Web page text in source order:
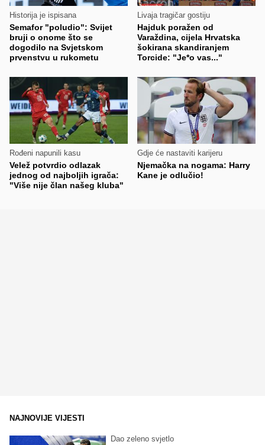
Historija je ispisana
Semafor "poludio": Svijet
bruji o onome što se
dogodilo na Svjetskom
prvenstvu u rukometu
Livaja tragičar gostiju
Hajduk poražen od
Varaždina, cijela Hrvatska
šokirana skandiranjem
Torcide: "Je*o vas..."
Rođeni napunili kasu
Velež potvrdio odlazak
jednog od najboljih igrača:
"Više nije član našeg kluba"
Gdje će nastaviti karijeru
Njemačka na nogama: Harry
Kane je odlučio!
NAJNOVIJE VIJESTI
Dao zeleno svjetlo